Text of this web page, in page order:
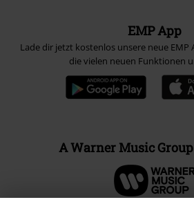
EMP App
Lade dir jetzt kostenlos unsere neue
die vielen neuen Funktionen
A Warner Music